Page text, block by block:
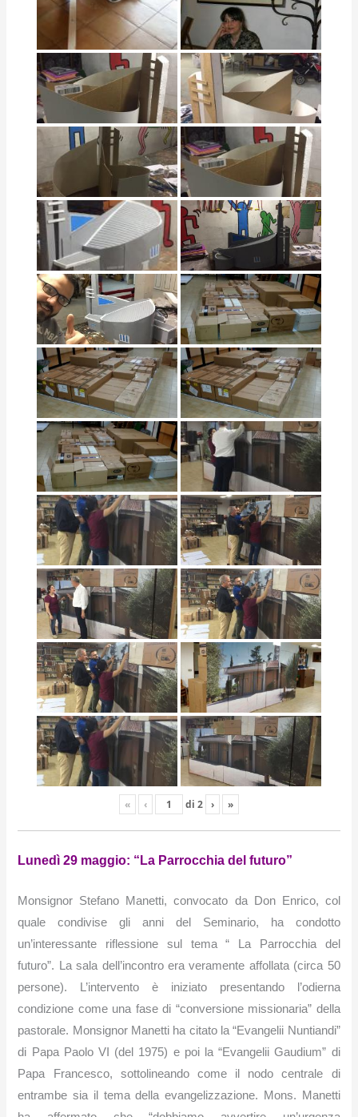
« ‹ di 2 › »
Lunedì 29 maggio: “La Parrocchia del futuro”
Monsignor Stefano Manetti, convocato da Don Enrico, col
quale condivise gli anni del Seminario, ha condotto
un’interessante riflessione sul tema “ La Parrocchia del
futuro”.
La sala dell’incontro era veramente affollata (circa 50
persone). L’intervento è iniziato presentando l’odierna
condizione come una fase di “conversione missionaria” della
pastorale. Monsignor Manetti ha citato la “Evangelii Nuntiandi”
di Papa Paolo VI (del 1975) e poi la “Evangelii Gaudium” di
Papa Francesco, sottolineando come il nodo centrale di
entrambe sia il tema della evangelizzazione.
Mons. Manetti